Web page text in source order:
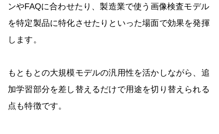
ンやFAQに合わせたり、製造業で使う画像検査モデル
を特定製品に特化させたりといった場面で効果を発揮
します。
もともとの大規模モデルの汎用性を活かしながら、追
加学習部分を差し替えるだけで用途を切り替えられる
点も特徴です。